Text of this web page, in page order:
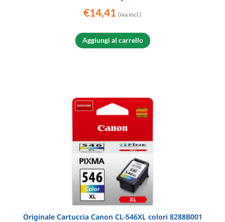
€14,41 (iva incl.)
Aggiungi al carrello
Originale Cartuccia Canon CL-546XL colori 8288B001